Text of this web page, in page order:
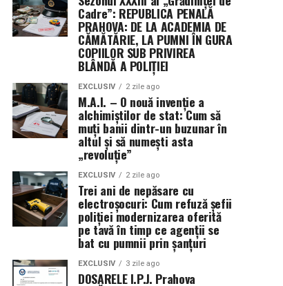
Cadre”: REPUBLICA PENALĂ
PRAHOVA: DE LA ACADEMIA DE
CĂMĂTĂRIE, LA PUMNI ÎN GURA
COPIILOR SUB PRIVIREA
BLÂNDĂ A POLIȚIEI
EXCLUSIV 2 zile ago
M.A.I. – O nouă invenție a
alchimiștilor de stat: Cum să
muți banii dintr-un buzunar în
altul și să numești asta
„revoluție”
EXCLUSIV 2 zile ago
Trei ani de nepăsare cu
electroșocuri: Cum refuză șefii
poliției modernizarea oferită
pe tavă în timp ce agenții se
bat cu pumnii prin șanțuri
EXCLUSIV 3 zile ago
DOSARELE I.P.J. Prahova